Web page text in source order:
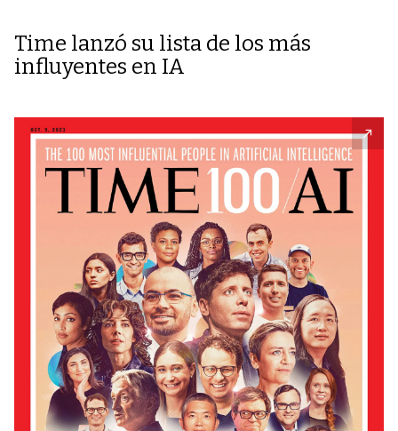
Time lanzó su lista de los más
influyentes en IA